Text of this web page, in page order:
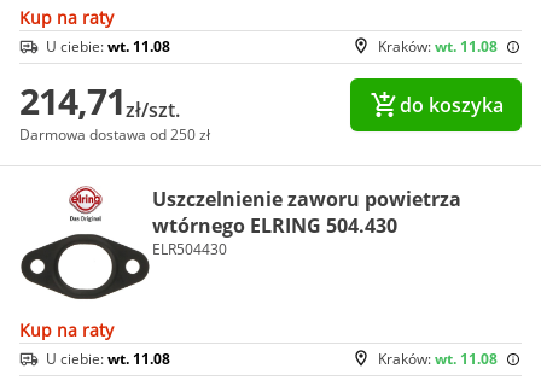
Kup na raty
Kraków:wt. 11.08
U ciebie:wt. 11.08
214,71zł/szt.
Darmowa dostawa od 250 zł
do koszyka
Uszczelnienie zaworu powietrza
wtórnego ELRING 504.430
ELR504430
Kup na raty
Kraków:wt. 11.08
U ciebie:wt. 11.08